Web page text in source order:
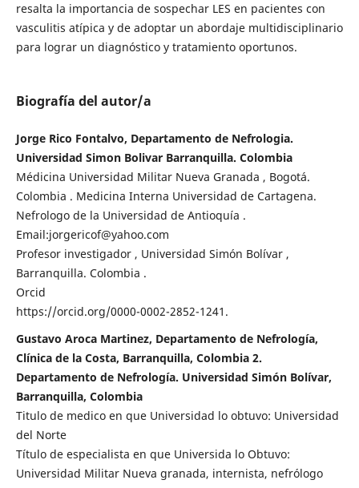
resalta la importancia de sospechar LES en pacientes con
vasculitis atípica y de adoptar un abordaje multidisciplinario
para lograr un diagnóstico y tratamiento oportunos.
Biografía del autor/a
Jorge Rico Fontalvo, Departamento de Nefrologia.
Universidad Simon Bolivar Barranquilla. Colombia
Médicina Universidad Militar Nueva Granada , Bogotá.
Colombia . Medicina Interna Universidad de Cartagena.
Nefrologo de la Universidad de Antioquía .
Email:jorgericof@yahoo.com
Profesor investigador , Universidad Simón Bolívar ,
Barranquilla. Colombia .
Orcid
https://orcid.org/0000-0002-2852-1241.
Gustavo Aroca Martinez, Departamento de Nefrología,
Clínica de la Costa, Barranquilla, Colombia 2.
Departamento de Nefrología. Universidad Simón Bolívar,
Barranquilla, Colombia
Titulo de medico en que Universidad lo obtuvo: Universidad
del Norte
Título de especialista en que Universida lo Obtuvo:
Universidad Militar Nueva granada, internista, nefrólogo